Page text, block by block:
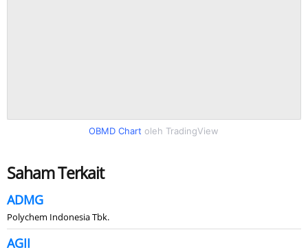
OBMD Chart oleh TradingView
Saham Terkait
ADMG
Polychem Indonesia Tbk.
AGII